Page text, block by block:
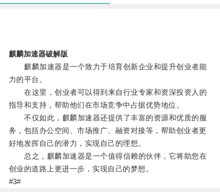
麒麟加速器破解版
麒麟加速器是一个致力于培育创新企业和提升创业者能
力的平台。
在这里，创业者可以得到来自行业专家和资深投资人的
指导和支持，帮助他们在市场竞争中占据优势地位。
不仅如此，麒麟加速器还提供了丰富的资源和优质的服
务，包括办公空间、市场推广、融资对接等，帮助创业者更
好地发挥自己的潜力，实现自己的理想。
总之，麒麟加速器是一个值得信赖的伙伴，它将助您在
创业的道路上更进一步，实现自己的梦想。
#3#